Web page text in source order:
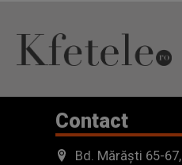
Contact
Bd. Mărăști 65-67,